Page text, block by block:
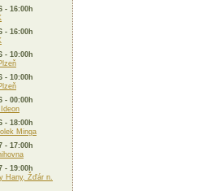
- 16:00h
- 16:00h
- 10:00h
- 10:00h
- 00:00h
- 18:00h
Minga
- 17:00h
- 19:00h
Hany, Žďár n.